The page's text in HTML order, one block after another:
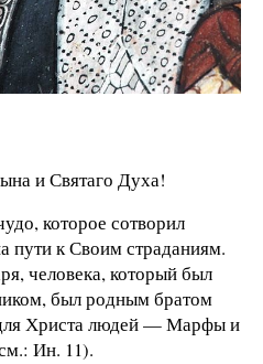
и Святаго Духа!
которое сотворил
пути к Своим страданиям.
человека, который был
был родным братом
Христа людей — Марфы и
Ин. 11).